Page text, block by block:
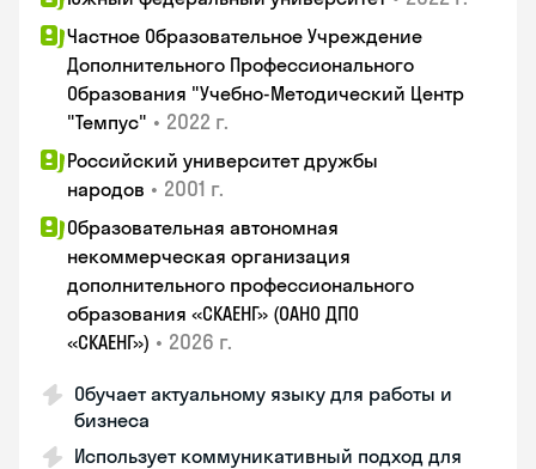
Частное Образовательное Учреждение
Дополнительного Профессионального
Образования "Учебно-Методический Центр
"Темпус" • 2022 г.
Российский университет дружбы
народов • 2001 г.
Образовательная автономная
некоммерческая организация
дополнительного профессионального
образования «СКАЕНГ» (ОАНО ДПО
«СКАЕНГ») • 2026 г.
Обучает актуальному языку для работы и
бизнеса
Использует коммуникативный подход для